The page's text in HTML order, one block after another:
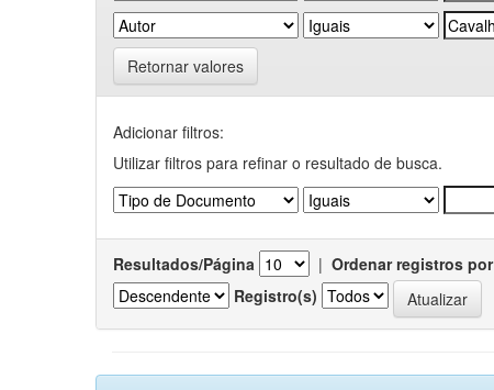
Retornar valores
Adicionar filtros:
Utilizar filtros para refinar o resultado de busca.
Resultados/Página | Ordenar registros por
Registro(s)